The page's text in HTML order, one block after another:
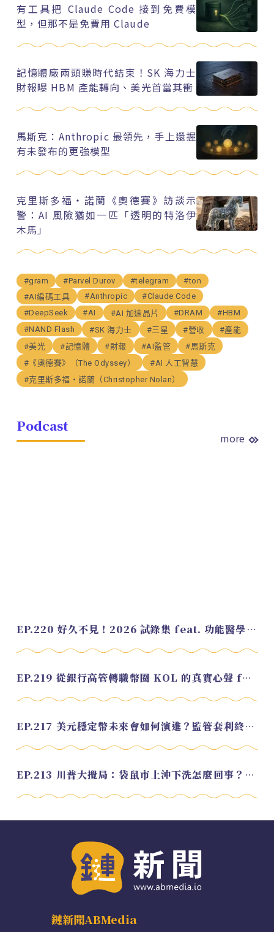
有工具把 Claude Code 接到免費模
型，但那不是免費用 Claude
記憶體廠兩頭賺時代結束！SK 海力士
財報曝 HBM 產能轉向、美光首當其衝
馬斯克：Anthropic 最領先，手上還握
有未發布的更強模型
克里斯多福・諾蘭《奧德賽》訪談示
警：AI 風險猶如一匹「透明的特洛伊
木馬」
#gram #Parvel Durov #telegram
#ton
#AI編碼工具
#Anthropic
#Claude Code
#DeepSeek
#AI #AI 加速晶片 #DRAM
#HBM
#NAND Flash
#SK 海力士 #三星 #營收
#產能
#美光
#記憶體 #財報 #AI監管
#馬斯克
#《奧德賽》（The Odyssey）
#AI 人工智慧
#克里斯多福・諾蘭（Christopher Nolan）
Podcast
more
EP.220 好久不見！2026 試錄集 feat. 功能醫學營養師 美寶
EP.219 從銀行高管轉職幣圈 KOL 的真實心聲 feat.龜大
EP.217 美元穩定幣未來會如何演進？監管套利終將收斂？feat. 研究員 余哲安
EP.213 川普大攪局：袋鼠市上沖下洗怎麼回事？feat. Alvin
鏈新聞ABMedia